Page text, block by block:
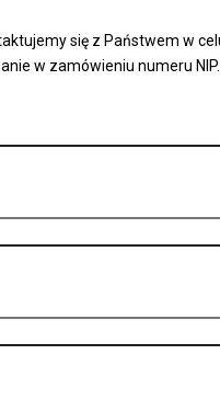
się z Państwem w
w zamówieniu numeru